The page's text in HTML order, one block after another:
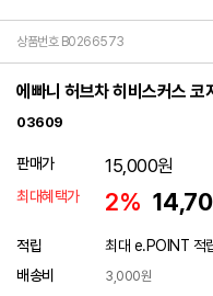
상품번호 B0266573
에빠니 허브차 히비스커스
03609
판매가 15,000원
최대혜택가 2%
적립 최대 e.POINT 적
배송비
3,000원